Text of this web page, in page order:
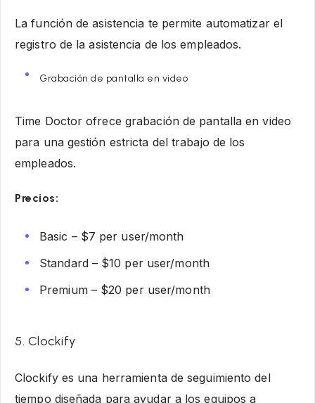
La función de asistencia te permite automatizar el
registro de la asistencia de los empleados.
Grabación de pantalla en video
Time Doctor ofrece grabación de pantalla en video
para una gestión estricta del trabajo de los
empleados.
Precios:
Basic – $7 per user/month
Standard – $10 per user/month
Premium – $20 per user/month
5. Clockify
Clockify es una herramienta de seguimiento del
tiempo diseñada para ayudar a los equipos a